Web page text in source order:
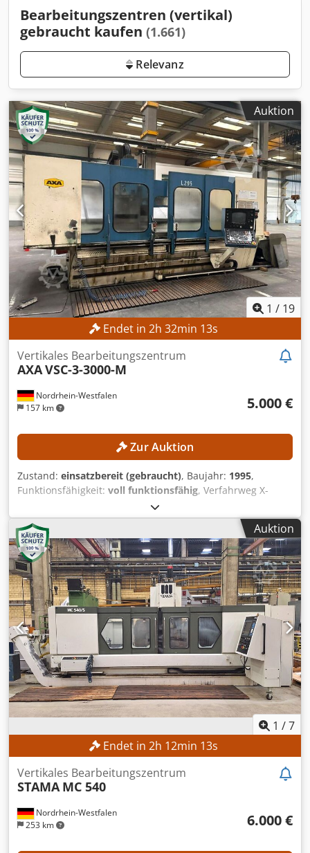
Bearbeitungszentren (vertikal)
gebraucht kaufen (1.661)
Relevanz
Auktion
1 / 19
Endet in 2h 32min 11s
Nordrhein-Westfalen
157 km
Vertikales Bearbeitungszentrum
AXAVSC-3-3000-M
5.000 €
Zur Auktion
Zustand: einsatzbereit (gebraucht), Baujahr: 1995,
Funktionsfähigkeit: voll funktionsfähig, Verfahrweg X-
, Verfahrweg Y-Achse:
Verfahrweg Z-Achse:480 mm, Steuerungsmodell:
Heidenhain TNC 407
6.000 U/min, Kein
Mindestpreis - garantierter Verkauf zum höchsten Gebot!
TECHNISCHE DETAILS Verfahrweg X-Achse: 3.000 mm
Verfahrweg Y-Achse: 420 mm Chodpezncnqjfx Ahzsa
Verfahrweg Z-Achse: 480 mm Tischgröße: ca. 3.000 × 500
mm Spindelaufnahme: SK40 Drehzahl max.: 6.000 U/min
Werkzeugwechsler: 22-fach MASCHINEN-DETAILS CNC-
Steuerung: Heidenhain TNC 407 AUSSTATTUNG
Zusätzlicher Winkel-/Universalfräskopf Kühlmittelanlage
Dokumentation/Handbuch 4-/5-Achsenbearbeitung:
möglich Bearbeitung komplexer Werkstücke: möglich
Auktion
1 /7
Endet in 2h 12min 11s
Nordrhein-Westfalen
253 km
Vertikales Bearbeitungszentrum
STAMA MC 540
6.000 €